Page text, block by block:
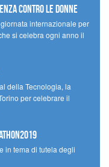
contro le donne
internazionale per
si celebra ogni anno il
della Tecnologia, la
per celebrare il
in tema di tutela degli